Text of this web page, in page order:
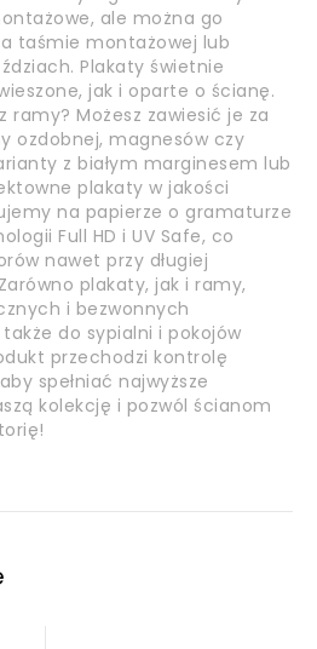
ale można go
taśmie montażowej lub
Plakaty świetnie
jak i oparte o ścianę.
ramy? Możesz zawiesić je za
ozdobnej, magnesów czy
z białym marginesem lub
plakaty w jakości
na papierze o gramaturze
Full HD i UV Safe, co
nawet przy długiej
plakaty, jak i ramy,
i bezwonnych
do sypialni i pokojów
przechodzi kontrolę
spełniać najwyższe
kolekcję i pozwól ścianom